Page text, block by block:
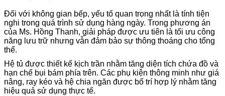
Đối với không gian bếp, yếu tố quan trọng nhất là tính tiện
nghi trong quá trình sử dụng hàng ngày. Trong phương án
của Ms. Hồng Thanh, giải pháp được ưu tiên là tối ưu công
năng lưu trữ nhưng vẫn đảm bảo sự thông thoáng cho tổng
thể.
Hệ tủ được thiết kế kịch trần nhằm tăng diện tích chứa đồ và
hạn chế bụi bám phía trên. Các phụ kiện thông minh như giá
nâng, ray kéo và hệ chia ngăn được bố trí hợp lý nhằm tăng
hiệu quả sử dụng thực tế.